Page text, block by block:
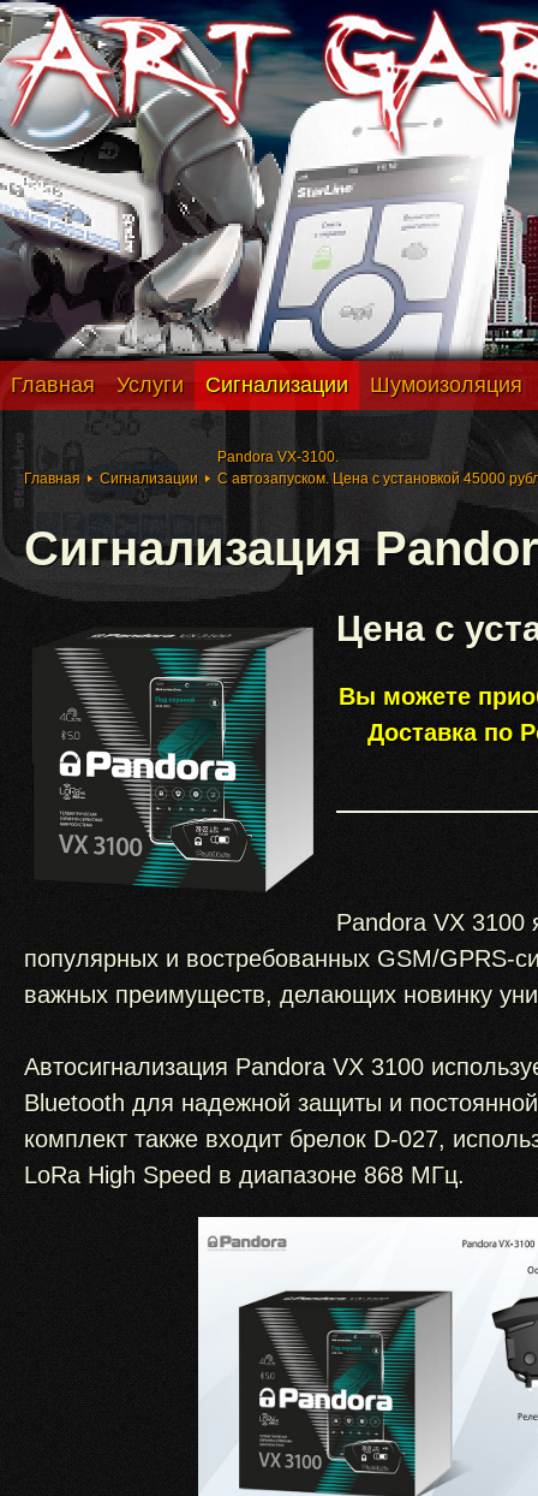
Главная Услуги Сигнализации Шумоизоляция
Главная Сигнализации
Pandora VX-3100.
С автозапуском. Цена с установкой 45000
Сигнализация
Цена с
Вы можете
Доставка по
Pandora VX 3100
популярных и востребованных GSM/GPRS-
важных преимуществ, делающих новинку
Автосигнализация Pandora VX 3100
Bluetooth для надежной защиты и
комплект также входит брелок D-027,
LoRa High Speed в диапазоне 868 МГц.